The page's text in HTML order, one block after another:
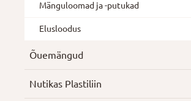
Mänguloomad ja -putukad
Elusloodus
Õuemängud
Nutikas Plastiliin